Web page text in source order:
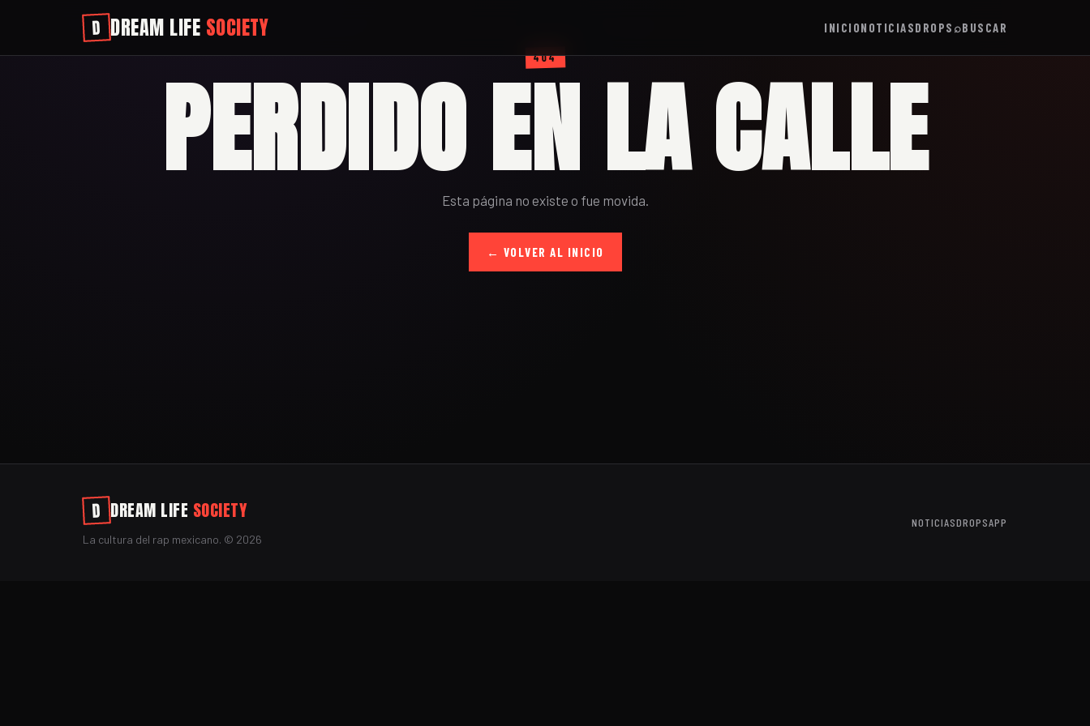
D DREAM LIFE SOCIETY INICIONOTICIASDROPS ⌕BUSCAR
404
PERDIDO EN LA CALLE
Esta página no existe o fue movida.
← VOLVER AL INICIO
D DREAM LIFE SOCIETY
La cultura del rap mexicano. © 2026
NOTICIASDROPSAPP